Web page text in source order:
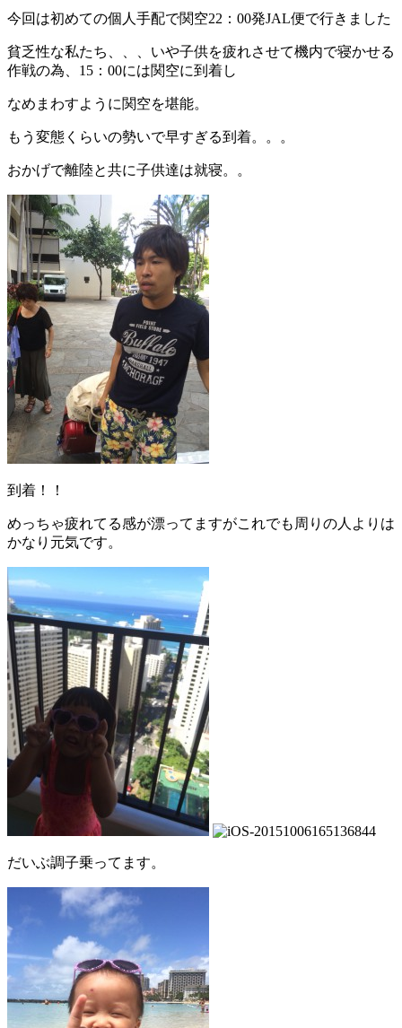
今回は初めての個人手配で関空22：00発JAL便で行きました
貧乏性な私たち、、、いや子供を疲れさせて機内で寝かせる
作戦の為、15：00には関空に到着し
なめまわすように関空を堪能。
もう変態くらいの勢いで早すぎる到着。。。
おかげで離陸と共に子供達は就寝。。
到着！！
めっちゃ疲れてる感が漂ってますがこれでも周りの人よりは
かなり元気です。
だいぶ調子乗ってます。